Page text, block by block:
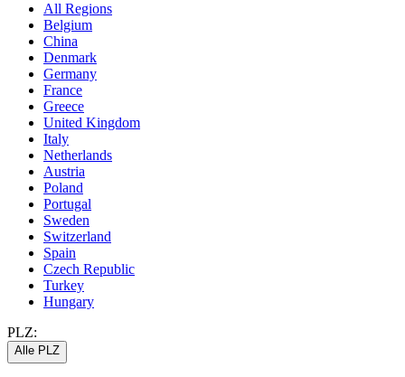
All Regions
Belgium
China
Denmark
Germany
France
Greece
United Kingdom
Italy
Netherlands
Austria
Poland
Portugal
Sweden
Switzerland
Spain
Czech Republic
Turkey
Hungary
PLZ:
Alle PLZ